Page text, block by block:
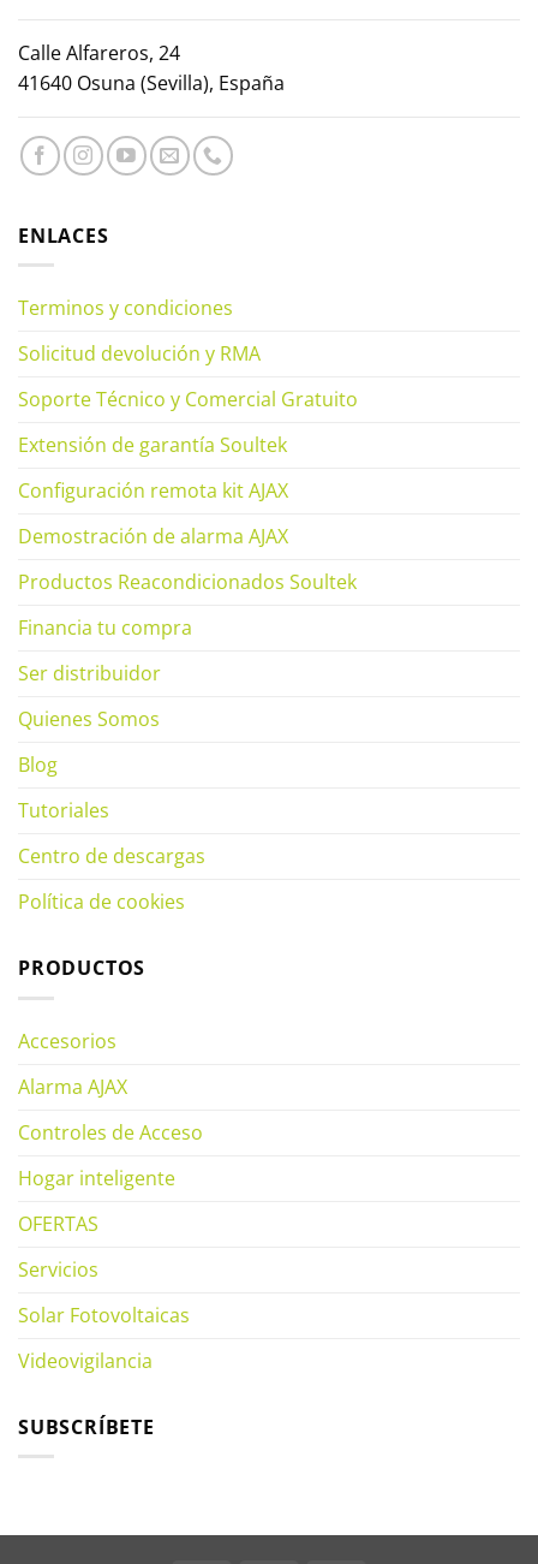
Calle Alfareros, 24
41640 Osuna (Sevilla), España
ENLACES
Terminos y condiciones
Solicitud devolución y RMA
Soporte Técnico y Comercial Gratuito
Extensión de garantía Soultek
Configuración remota kit AJAX
Demostración de alarma AJAX
Productos Reacondicionados Soultek
Financia tu compra
Ser distribuidor
Quienes Somos
Blog
Tutoriales
Centro de descargas
Política de cookies
PRODUCTOS
Accesorios
Alarma AJAX
Controles de Acceso
Hogar inteligente
OFERTAS
Servicios
Solar Fotovoltaicas
Videovigilancia
SUBSCRÍBETE